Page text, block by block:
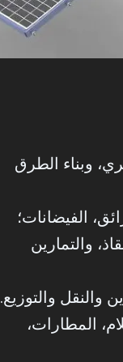
وبناء الطرق
الفيضانات؛
والتمارين
والنقل والتوزيع.
المطارات،